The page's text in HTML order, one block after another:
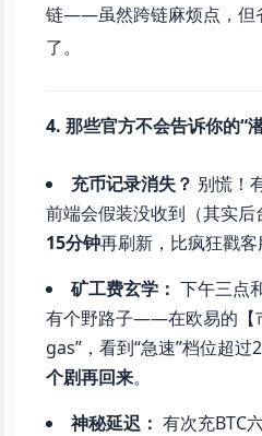
链——虽然跨链麻烦点，但
了。
4. 那些官方不会告诉你的“
充币记录消失？ 别慌！
前端会假装没收到（其实
15分钟再刷新，比疯狂戳客
矿工费玄学： 下午三点
有个野路子——在欧易的【
gas”，看到“急速”档位超
个剧再回来。
神秘延迟： 有次充BTC